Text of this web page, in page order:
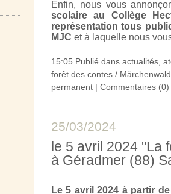
Enfin, nous vous
scolaire au Collège
représentation tous
MJC et à laquelle nous
15:05 Publié dans actualités
forêt des contes / Märchenwald
permanent | Commentaires (0)
25/03/2024
le 5 avril 2024 "La
à Géradmer (88)
Le 5 avril 2024 à partir